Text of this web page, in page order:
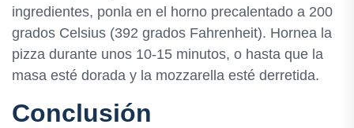
ingredientes, ponla en el horno precalentado a 200
grados Celsius (392 grados Fahrenheit). Hornea la
pizza durante unos 10-15 minutos, o hasta que la
masa esté dorada y la mozzarella esté derretida.
Conclusión